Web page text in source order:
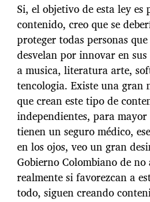
Si, el objetivo de esta ley es
contenido, creo que se
proteger todas personas
desvelan por innovar en
a musica, literatura arte,
tencologia. Existe una gran
que crean este tipo de
independientes, para
tienen un seguro médico,
en los ojos, veo un gran
Gobierno Colombiano de
realmente si favorezcan a
todo, siguen creando